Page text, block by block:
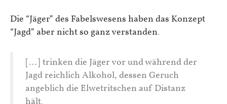
Die “Jäger” des Fabelswesens haben das Konzept
“Jagd” aber nicht so ganz verstanden.
[…] trinken die Jäger vor und während der
Jagd reichlich Alkohol, dessen Geruch
angeblich die Elwetritschen auf Distanz